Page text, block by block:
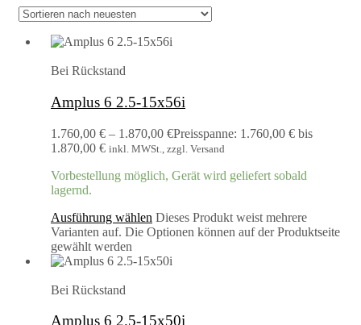
Bei Rückstand
Amplus 6 2.5-15x56i
1.760,00 € – 1.870,00 €Preisspanne: 1.760,00 € bis
1.870,00 € inkl. MWSt., zzgl. Versand
Vorbestellung möglich, Gerät wird geliefert sobald
lagernd.
Ausführung wählen Dieses Produkt weist mehrere
Varianten auf. Die Optionen können auf der Produktseite
gewählt werden
Bei Rückstand
Amplus 6 2.5-15x50i